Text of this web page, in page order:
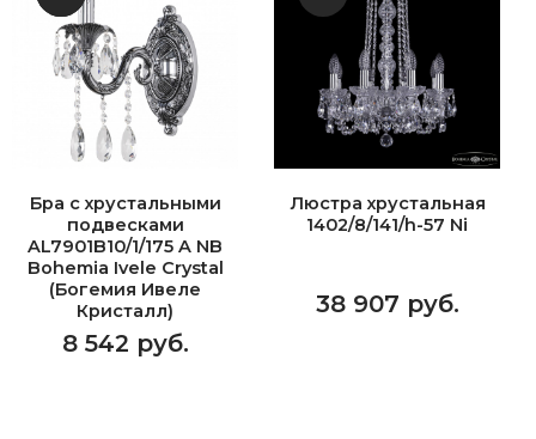
Бра с хрустальными
подвесками
AL7901B10/1/175 A NB
Bohemia Ivele Crystal
(Богемия Ивеле
Кристалл)
8 542 руб.
Люстра хрустальная
1402/8/141/h-57 Ni
38 907 руб.